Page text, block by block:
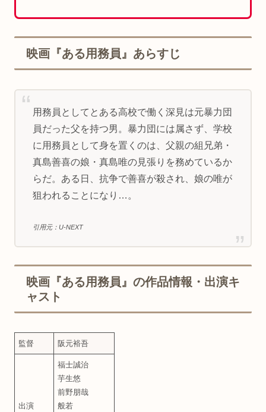
映画『ある用務員』あらすじ
用務員としてとある高校で働く深見は元暴力団
員だった父を持つ男。暴力団には属さず、学校
に用務員として身を置くのは、父親の組兄弟・
真島善喜の娘・真島唯の見張りを務めているか
らだ。ある日、抗争で善喜が殺され、娘の唯が
狙われることになり…。
引用元：U-NEXT
映画『ある用務員』の作品情報・出演キ
ャスト
監督 阪元裕吾
出演
福士誠治
芋生悠
前野朋哉
般若